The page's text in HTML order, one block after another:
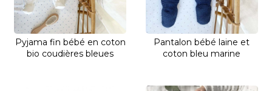
Pyjama fin bébé en coton
bio coudières bleues
Pantalon bébé laine et
coton bleu marine